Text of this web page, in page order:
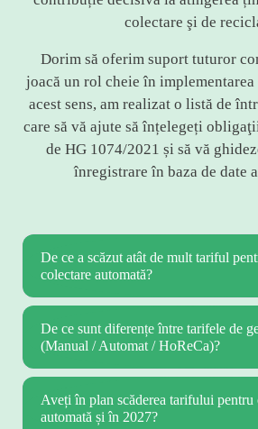
colectare şi de
Dorim să oferim suport tuturor
joacă un rol cheie în
acest sens, am realizat o listă de
care să vă ajute să înțelegeți
de HG 1074/2021 și să vă
înregistrare în baza de date
De ce a scăzut atât de mult tariful
colectare automată?
De ce sunt diferențe între tarifele de
(Manual / Automat / HoReCa)?
Aveți în plan scăderea tarifului pentru
automată și în 2027?